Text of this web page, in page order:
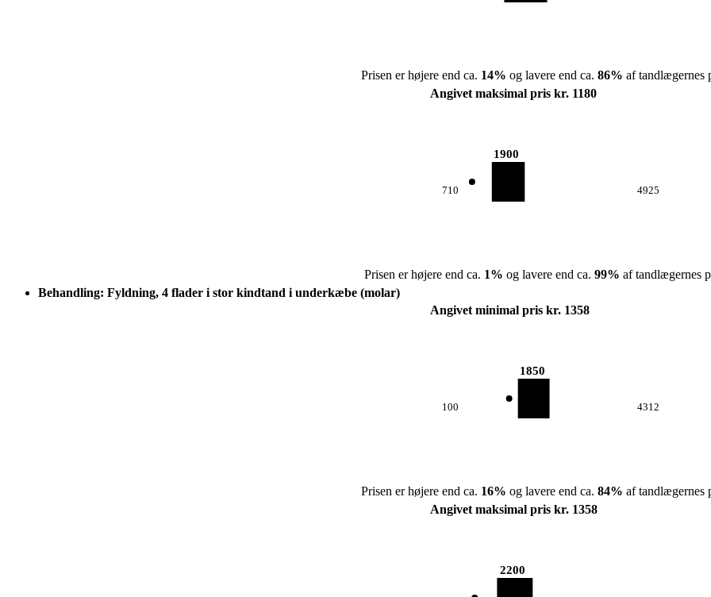
Prisen er højere end ca. 14% og lavere end ca. 86% af tandlægernes
Angivet maksimal pris kr. 1180
710
1900
4925
Prisen er højere end ca. 1% og lavere end ca. 99% af tandlægernes
Behandling: Fyldning, 4 flader i stor kindtand i underkæbe (molar)
Angivet minimal pris kr. 1358
100
1850
4312
Prisen er højere end ca. 16% og lavere end ca. 84% af tandlægernes
Angivet maksimal pris kr. 1358
2200